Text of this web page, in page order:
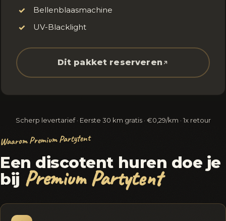
✓
Bellenblaasmachine
✓
UV-Blacklight
Dit pakket reserveren
Scherp levertarief · Eerste 30 km gratis · €0,29/km · 1x retour
Waarom Premium Partytent
Een discotent huren doe je
bij Premium Partytent